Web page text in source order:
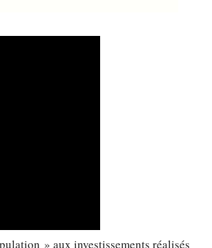
» aux investissements réalisés